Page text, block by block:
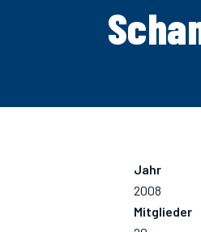
Jahr
2008
Mitglieder